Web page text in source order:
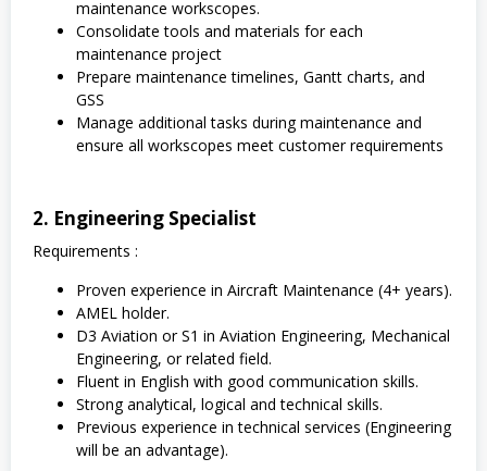
maintenance workscopes.
Consolidate tools and materials for each
maintenance project
Prepare maintenance timelines, Gantt charts, and
GSS
Manage additional tasks during maintenance and
ensure all workscopes meet customer requirements
2. Engineering Specialist
Requirements :
Proven experience in Aircraft Maintenance (4+ years).
AMEL holder.
D3 Aviation or S1 in Aviation Engineering, Mechanical
Engineering, or related field.
Fluent in English with good communication skills.
Strong analytical, logical and technical skills.
Previous experience in technical services (Engineering
will be an advantage).